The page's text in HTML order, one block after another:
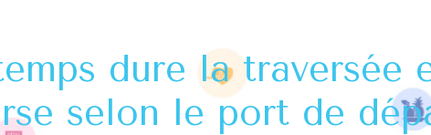
dure la traversée
selon le port de